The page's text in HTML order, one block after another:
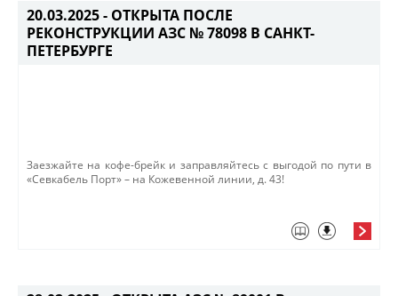
20.03.2025 - ОТКРЫТА ПОСЛЕ
РЕКОНСТРУКЦИИ АЗС № 78098 В САНКТ-
ПЕТЕРБУРГЕ
Заезжайте на кофе-брейк и заправляйтесь с выгод​ой по пути в
«Севкабель Порт» – на Кожевенной линии, д. 43!​